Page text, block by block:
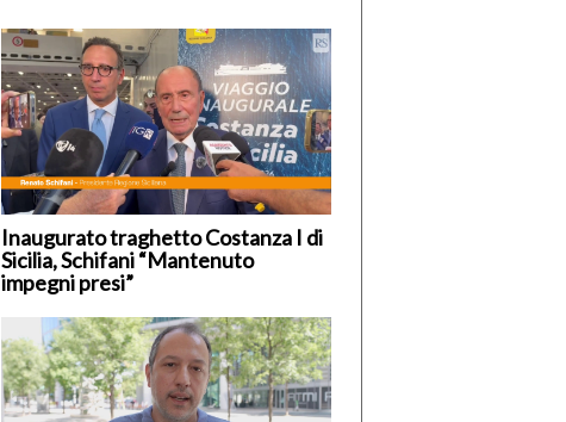
Inaugurato traghetto Costanza I di
Sicilia, Schifani “Mantenuto
impegni presi”